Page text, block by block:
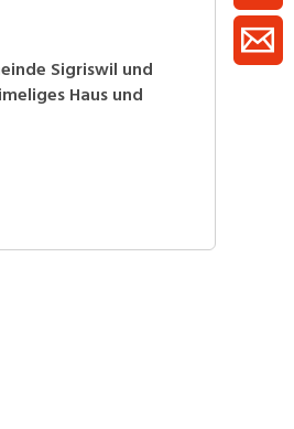
Sigriswil und
Haus und